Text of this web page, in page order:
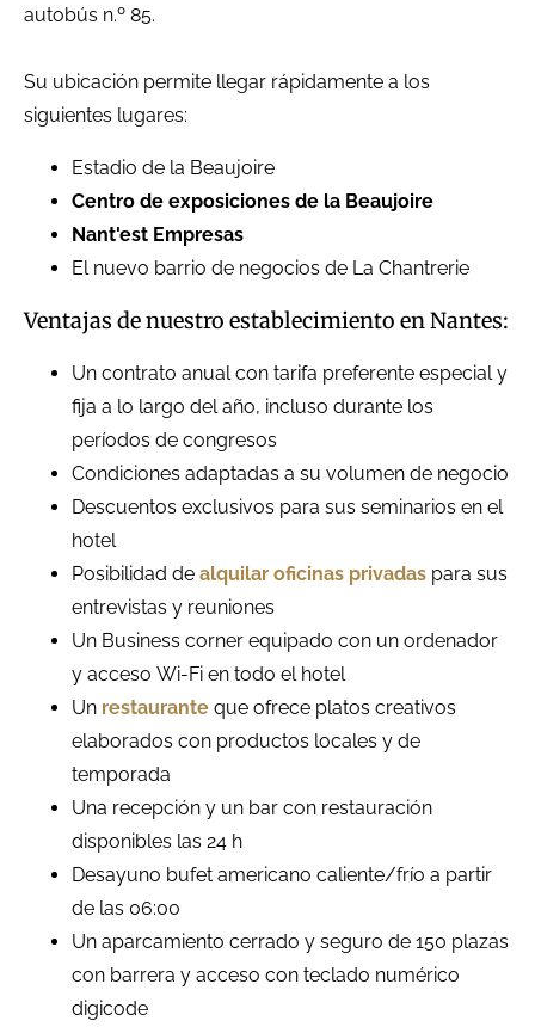
autobús n.º 85.
Su ubicación permite llegar rápidamente a los
siguientes lugares:
Estadio de la Beaujoire
Centro de exposiciones de la Beaujoire
Nant'est Empresas
El nuevo barrio de negocios de La Chantrerie
Ventajas de nuestro establecimiento en Nantes:
Un contrato anual con tarifa preferente especial y
fija a lo largo del año, incluso durante los
períodos de congresos
Condiciones adaptadas a su volumen de negocio
Descuentos exclusivos para sus seminarios en el
hotel
Posibilidad de alquilar oficinas privadas para sus
entrevistas y reuniones
Un Business corner equipado con un ordenador
y acceso Wi-Fi en todo el hotel
Un restaurante que ofrece platos creativos
elaborados con productos locales y de
temporada
Una recepción y un bar con restauración
disponibles las 24 h
Desayuno bufet americano caliente/frío a partir
de las 06:00
Un aparcamiento cerrado y seguro de 150 plazas
con barrera y acceso con teclado numérico
digicode